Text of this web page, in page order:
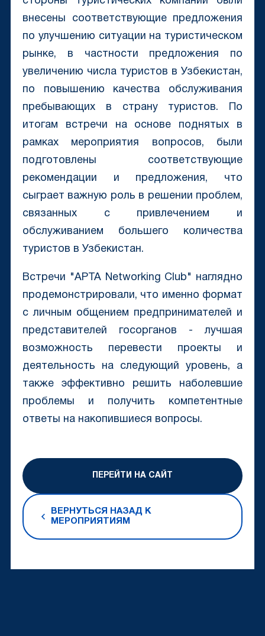
внесены соответствующие предложения
по улучшению ситуации на туристическом
рынке, в частности предложения по
увеличению числа туристов в Узбекистан,
по повышению качества обслуживания
пребывающих в страну туристов. По
итогам встречи на основе поднятых в
рамках мероприятия вопросов, были
подготовлены соответствующие
рекомендации и предложения, что
сыграет важную роль в решении проблем,
связанных с привлечением и
обслуживанием большего количества
туристов в Узбекистан.
Встречи "APTA Networking Club" наглядно
продемонстрировали, что именно формат
c личным общением предпринимателей и
представителей госорганов - лучшая
возможность перевести проекты и
деятельность на следующий уровень, а
также эффективно решить наболевшие
проблемы и получить компетентные
ответы на накопившиеся вопросы.
ПЕРЕЙТИ НА САЙТ
ВЕРНУТЬСЯ НАЗАД К
МЕРОПРИЯТИЯМ